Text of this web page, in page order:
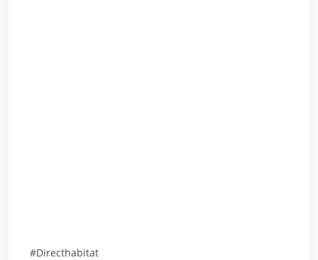
#Directhabitat